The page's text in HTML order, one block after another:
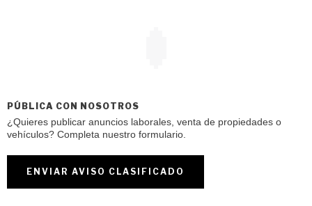
PÚBLICA CON NOSOTROS
¿Quieres publicar anuncios laborales, venta de propiedades o
vehículos? Completa nuestro formulario.
ENVIAR AVISO CLASIFICADO